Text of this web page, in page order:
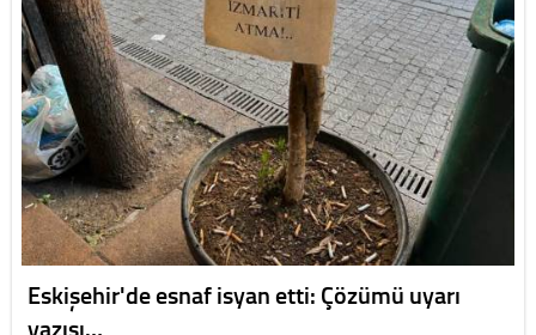
Eskişehir'de esnaf isyan etti: Çözümü uyarı
yazısı…